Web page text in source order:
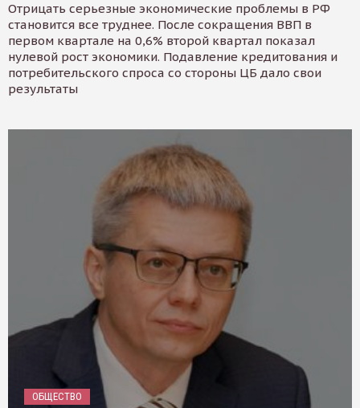
Отрицать серьезные экономические проблемы в РФ
становится все труднее. После сокращения ВВП в
первом квартале на 0,6% второй квартал показал
нулевой рост экономики. Подавление кредитования и
потребительского спроса со стороны ЦБ дало свои
результаты
ОБЩЕСТВО